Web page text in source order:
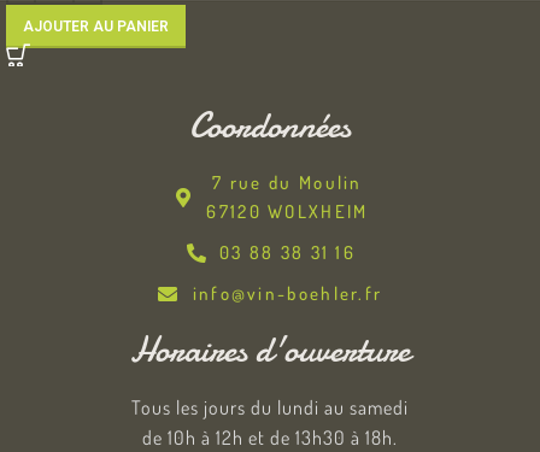
AJOUTER AU PANIER
Coordonnées
7 rue du Moulin
67120 WOLXHEIM
03 88 38 31 16
info@vin-boehler.fr
Horaires d'ouverture
Tous les jours du lundi au samedi
de 10h à 12h et de 13h30 à 18h.